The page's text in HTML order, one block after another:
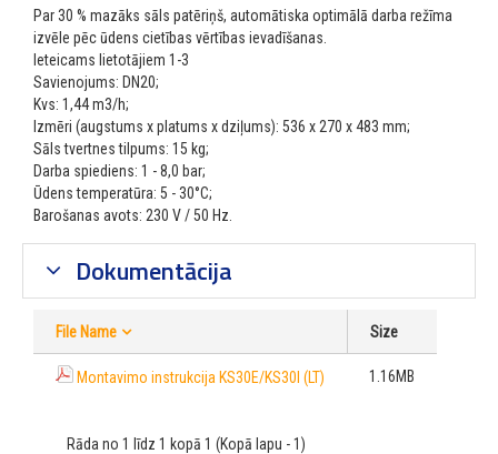
Par 30 % mazāks sāls patēriņš, automātiska optimālā darba režīma
izvēle pēc ūdens cietības vērtības ievadīšanas.
Ieteicams lietotājiem 1-3
Savienojums: DN20;
Kvs: 1,44 m3/h;
Izmēri (augstums x platums x dziļums): 536 x 270 x 483 mm;
Sāls tvertnes tilpums: 15 kg;
Darba spiediens: 1 - 8,0 bar;
Ūdens temperatūra: 5 - 30°C;
Barošanas avots: 230 V / 50 Hz.
Dokumentācija
File Name Size
Montavimo instrukcija KS30E/KS30I (LT) 1.16MB
Rāda no 1 līdz 1 kopā 1 (Kopā lapu - 1)